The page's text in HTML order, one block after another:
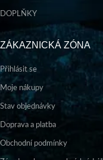
DOPLŇKY
ZÁKAZNICKÁ ZÓNA
Přihlásit se
Moje nákupy
Stav objednávky
Doprava a platba
Obchodní podmínky